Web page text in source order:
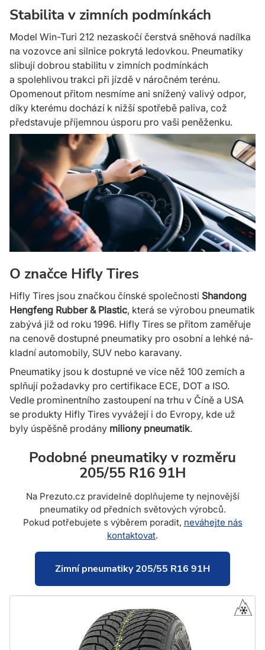
Stabilita v zimních podmínkách
Model Win-Turi 212 nezaskočí čerstvá sněhová nadílka
na vozovce ani silnice pokrytá ledovkou. Pneumatiky
slibují dobrou stabilitu v zimních podmínkách
a spolehlivou trakci při jízdě v náročném terénu.
Opomenout přitom nesmíme ani snížený valivý odpor,
díky kterému dochází k nižší spotřebě paliva, což
představuje příjemnou úsporu pro vaši peněženku.
O značce Hifly Tires
Hifly Tires jsou značkou čínské společnosti Shan­dong
Heng­feng Rubber & Plastic, která se výrobou pneu­matik
zabývá již od roku 1996. Hifly Tires se přitom zamě­řuje
na cenově dostupné pneu­matiky pro osobní a lehké ná­
kladní auto­mobily, SUV nebo karavany.
Pneumatiky jsou k dostupné ve více něž 100 zemích a
splňují požadavky pro certifikace ECE, DOT a ISO.
Vedle promi­nentního zastou­pení na trhu v Číně a USA
se produkty Hifly Tires vyvážejí i do Evropy, kde už
byly úspěšně prodány miliony pneumatik.
Podobné pneumatiky v rozměru
205/55 R16 91H
Na Prezuto.cz pravidelně doplňujeme ty nejnovější
pneumatiky od předních světových výrobců.
Pokud potřebujete s výběrem poradit, neváhejte nás
kontaktovat.
Zimní pneumatiky 205/55 R16 91H